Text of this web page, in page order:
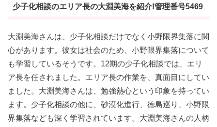
少子化相談のエリア長の大淵美海を紹介!管理番号5469
大淵美海さんは、少子化相談だけでなく小野限界集落に関
心があります。彼女は社会のため、小野限界集落について
も学習しているそうです。12期の少子化相談では、エリ
ア長を任されました。エリア長の作業を、真面目にしてい
ました。大淵美海さんは、勉強熱心という印象を持ってい
ます。少子化相談の他に、砂漠化進行、徳島巡り、小野限
界集落なども深く学習されています。大淵美海さんの人柄